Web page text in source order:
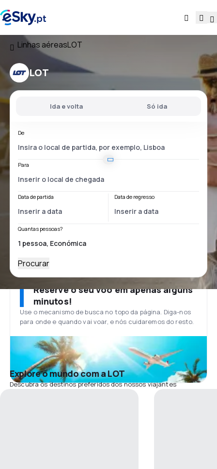
Linhas aéreasLOT
LOT
Ida e volta Só ida
De
Para
Data de partida Data de regresso
Quantas pessoas?
Procurar
Reserve o seu voo em apenas alguns
minutos!
Use o mecanismo de busca no topo da página. Diga-nos
para onde e quando vai voar, e nós cuidaremos do resto.
Explore o mundo com a LOT
Descubra os destinos preferidos dos nossos viajantes